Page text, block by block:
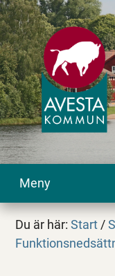
Meny
Du är här:Start /